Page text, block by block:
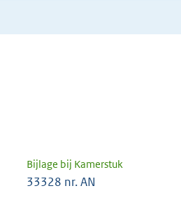
Bijlage bij Kamerstuk
33328 nr. AN